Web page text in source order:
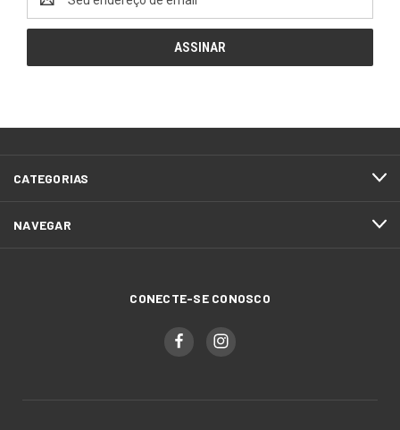
de
email
CATEGORIAS
NAVEGAR
CONECTE-SE CONOSCO